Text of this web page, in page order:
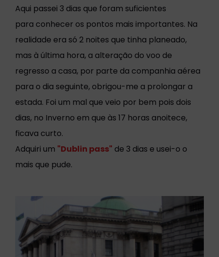
Aqui passei 3 dias que foram suficientes
para conhecer os pontos mais importantes. Na
realidade era só 2 noites que tinha planeado,
mas à última hora, a alteração do voo de
regresso a casa, por parte da companhia aérea
para o dia seguinte, obrigou-me a prolongar a
estada. Foi um mal que veio por bem pois dois
dias, no Inverno em que às 17 horas anoitece,
ficava curto.
Adquiri um "Dublin pass" de 3 dias e usei-o o
mais que pude.